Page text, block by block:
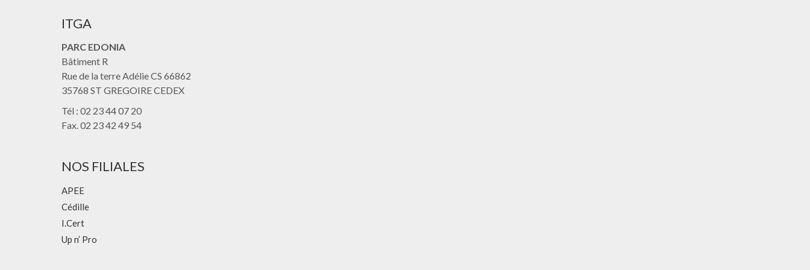
ITGA
PARC EDONIA
Bâtiment R
Rue de la terre Adélie CS 66862
35768 ST GREGOIRE CEDEX
Tél : 02 23 44 07 20
Fax. 02 23 42 49 54
NOS FILIALES
APEE
Cédille
I.Cert
Up n’ Pro